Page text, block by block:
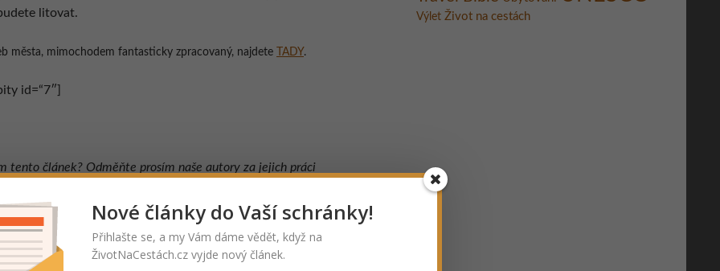
litovat.
města, mimochodem fantasticky zpracovaný, najdete TADY.
id=“7″]
tento článek? Odměňte prosím naše autory za jejich práci
Kejml
Cestuji, abych fotil. Fotím, abych cestoval. A pak se o to s
Výlet Život na cestách
Nové články do Vaší schránky!
Přihlašte se, a my Vám dáme vědět, když na
ŽivotNaCestách.cz vyjde nový článek.